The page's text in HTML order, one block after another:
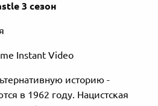
3 сезон
Instant Video
историю -
в 1962 году. Нацистская